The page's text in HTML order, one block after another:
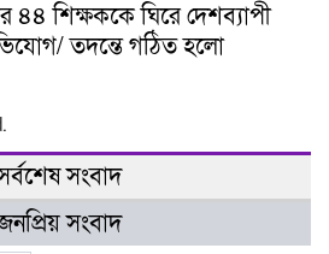
৪৪ শিক্ষককে ঘিরে দেশব্যাপী
তদন্তে গঠিত হলো
সংবাদ
সংবাদ